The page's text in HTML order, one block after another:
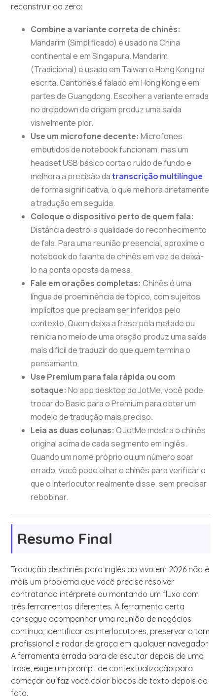
reconstruir do zero:
Combine a variante correta de chinês:
Mandarim (Simplificado) é usado na China
continental e em Singapura. Mandarim
(Tradicional) é usado em Taiwan e Hong Kong na
escrita. Cantonês é falado em Hong Kong e em
partes de Guangdong. Escolher a variante errada
no dropdown de origem produz uma saída
visivelmente pior.
Use um microfone decente: Microfones
embutidos de notebook funcionam, mas um
headset USB básico corta o ruído de fundo e
melhora a precisão datranscrição multilíngue
de forma significativa, o que melhora diretamente
a tradução em seguida.
Coloque o dispositivo perto de quem fala:
Distância destrói a qualidade do reconhecimento
de fala. Para uma reunião presencial, aproxime o
notebook do falante de chinês em vez de deixá-
lo na ponta oposta da mesa.
Fale em orações completas: Chinês é uma
língua de proeminência de tópico, com sujeitos
implícitos que precisam ser inferidos pelo
contexto. Quem deixa a frase pela metade ou
reinicia no meio de uma oração produz uma saída
mais difícil de traduzir do que quem termina o
pensamento.
Use Premium para fala rápida ou com
sotaque: No app desktop do JotMe, você pode
trocar do Basic para o Premium para obter um
modelo de tradução mais preciso.
Leia as duas colunas: O JotMe mostra o chinês
original acima de cada segmento em inglês.
Quando um nome próprio ou um número soar
errado, você pode olhar o chinês para verificar o
que o interlocutor realmente disse, sem precisar
rebobinar.
Resumo Final
Tradução de chinês para inglês ao vivo em 2026 não é
mais um problema que você precise resolver
contratando intérprete ou montando um fluxo com
três ferramentas diferentes. A ferramenta certa
consegue acompanhar uma reunião de negócios
contínua, identificar os interlocutores, preservar o tom
profissional e rodar de graça em qualquer navegador.
A ferramenta errada para de escutar depois de uma
frase, exige um prompt de contextualização para
começar ou faz você colar blocos de texto depois do
fato.